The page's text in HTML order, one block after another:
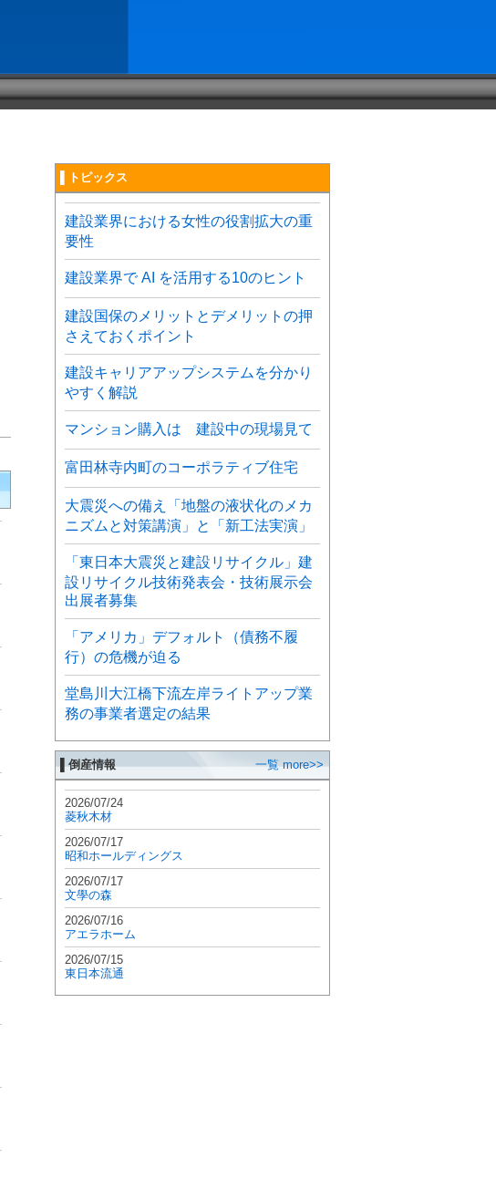
▌トピックス
建設業界における女性の役割拡大の重
要性
建設業界で AI を活用する10のヒント
建設国保のメリットとデメリットの押
さえておくポイント
建設キャリアアップシステムを分かり
やすく解説
マンション購入は 建設中の現場見て
富田林寺内町のコーポラティブ住宅
大震災への備え「地盤の液状化のメカ
ニズムと対策講演」と「新工法実演」
「東日本大震災と建設リサイクル」建
設リサイクル技術発表会・技術展示会
出展者募集
「アメリカ」デフォルト（債務不履
行）の危機が迫る
堂島川大江橋下流左岸ライトアップ業
務の事業者選定の結果
▌倒産情報 一覧 more>>
2026/07/24
菱秋木材
2026/07/17
昭和ホールディングス
2026/07/17
文學の森
2026/07/16
アエラホーム
2026/07/15
東日本流通